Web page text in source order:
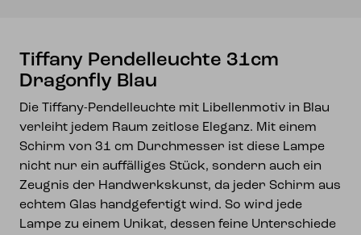
Tiffany Pendelleuchte 31cm
Dragonfly Blau
Die Tiffany-Pendelleuchte mit Libellenmotiv in Blau
verleiht jedem Raum zeitlose Eleganz. Mit einem
Schirm von 31 cm Durchmesser ist diese Lampe
nicht nur ein auffälliges Stück, sondern auch ein
Zeugnis der Handwerkskunst, da jeder Schirm aus
echtem Glas handgefertigt wird. So wird jede
Lampe zu einem Unikat, dessen feine Unterschiede